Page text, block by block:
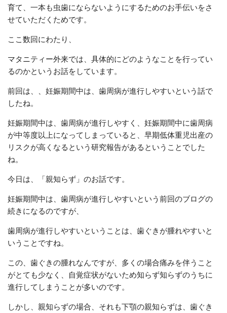
育て、一本も虫歯にならないようにするためのお手伝いをさ
せていただくためです。
ここ数回にわたり、
マタニティー外来では、具体的にどのようなことを行ってい
るのかというお話をしています。
前回は、、妊娠期間中は、歯周病が進行しやすいという話で
したね。
妊娠期間中は、歯周病が進行しやすく、妊娠期間中に歯周病
が中等度以上になってしまっていると、早期低体重児出産の
リスクが高くなるという研究報告があるということでした
ね。
今日は、「親知らず」のお話です。
妊娠期間中は、歯周病が進行しやすいという前回のブログの
続きになるのですが、
歯周病が進行しやすいということは、歯ぐきが腫れやすいと
いうことですね。
この、歯ぐきの腫れなんですが、多くの場合痛みを伴うこと
がとても少なく、自覚症状がないため知らず知らずのうちに
進行してしまうことが多いのです。
しかし、親知らずの場合、それも下顎の親知らずは、歯ぐき